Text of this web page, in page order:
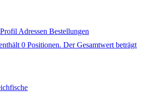
Adressen Bestellungen
0 Positionen. Der Gesamtwert beträgt